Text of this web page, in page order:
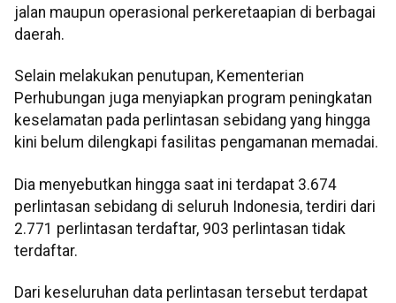
jalan maupun operasional perkeretaapian di berbagai
daerah.
Selain melakukan penutupan, Kementerian
Perhubungan juga menyiapkan program peningkatan
keselamatan pada perlintasan sebidang yang hingga
kini belum dilengkapi fasilitas pengamanan memadai.
Dia menyebutkan hingga saat ini terdapat 3.674
perlintasan sebidang di seluruh Indonesia, terdiri dari
2.771 perlintasan terdaftar, 903 perlintasan tidak
terdaftar.
Dari keseluruhan data perlintasan tersebut terdapat